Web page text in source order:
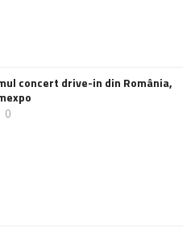
concert drive-in din România,
0